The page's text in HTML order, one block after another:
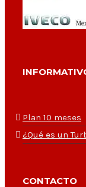
Plan 10 meses
¿Qué es un
CONTACTO